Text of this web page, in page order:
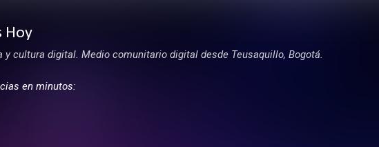
Hoy
y cultura digital. Medio comunitario digital desde Teusaquillo, Bogotá.
en minutos: